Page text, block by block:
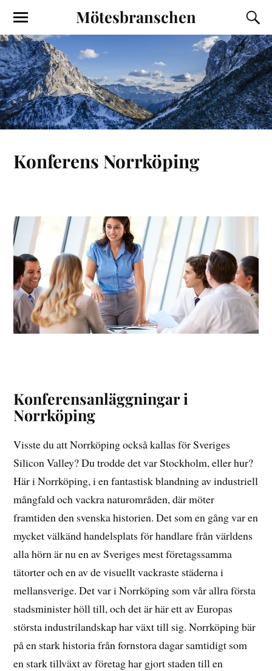
Mötesbranschen
Konferens Norrköping
Konferensanläggningar i
Norrköping
Visste du att Norrköping också kallas för Sveriges
Silicon Valley? Du trodde det var Stockholm, eller hur?
Här i Norrköping, i en fantastisk blandning av industriell
mångfald och vackra naturområden, där möter
framtiden den svenska historien. Det som en gång var en
mycket välkänd handelsplats för handlare från världens
alla hörn är nu en av Sveriges mest företagssamma
tätorter och en av de visuellt vackraste städerna i
mellansverige. Det var i Norrköping som vår allra första
stadsminister höll till, och det är här ett av Europas
största industrilandskap har växt till sig. Norrköping bär
på en stark historia från fornstora dagar samtidigt som
en stark tillväxt av företag har gjort staden till en